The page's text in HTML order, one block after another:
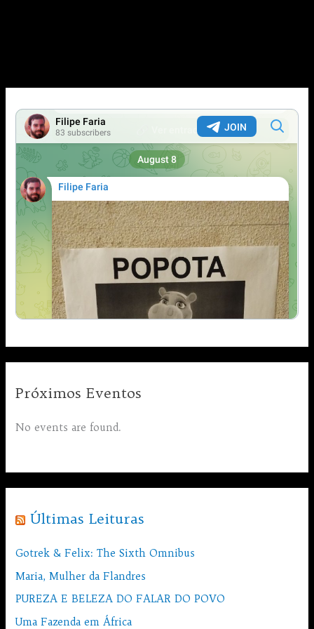
Próximos Eventos
No events are found.
Últimas Leituras
Gotrek & Felix: The Sixth Omnibus
Maria, Mulher da Flandres
PUREZA E BELEZA DO FALAR DO POVO
Uma Fazenda em África